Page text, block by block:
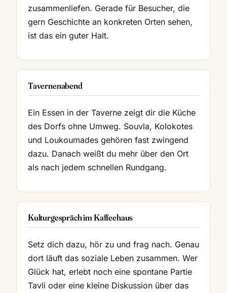
zusammenliefen. Gerade für Besucher, die
gern Geschichte an konkreten Orten sehen,
ist das ein guter Halt.
Tavernenabend
Ein Essen in der Taverne zeigt dir die Küche
des Dorfs ohne Umweg. Souvla, Kolokotes
und Loukoumades gehören fast zwingend
dazu. Danach weißt du mehr über den Ort
als nach jedem schnellen Rundgang.
Kulturgespräch im Kaffeehaus
Setz dich dazu, hör zu und frag nach. Genau
dort läuft das soziale Leben zusammen. Wer
Glück hat, erlebt noch eine spontane Partie
Tavli oder eine kleine Diskussion über das